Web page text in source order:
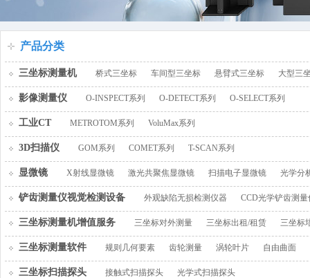
百叶窗图片
产品分类
三坐标测量机 桥式三坐标 车间型三坐标 悬臂式三坐标 大型三
影像测量仪 O-INSPECT系列 O-DETECT系列 O-SELECT系列
工业CT METROTOM系列 VoluMax系列
3D扫描仪 GOM系列 COMET系列 T-SCAN系列
显微镜 X射线显微镜 激光共聚焦显微镜 扫描电子显微镜 光学分
铲齿测量仪视觉检测设备 外观缺陷无损检测仪器 CCD光学铲齿测量
三坐标测量机增值服务 三坐标对外测量 三坐标出租/租赁 三坐标
三坐标测量软件 规则几何要素 齿轮测量 涡轮叶片 自由曲面
三坐标扫描探头 接触式扫描探头 光学式扫描探头